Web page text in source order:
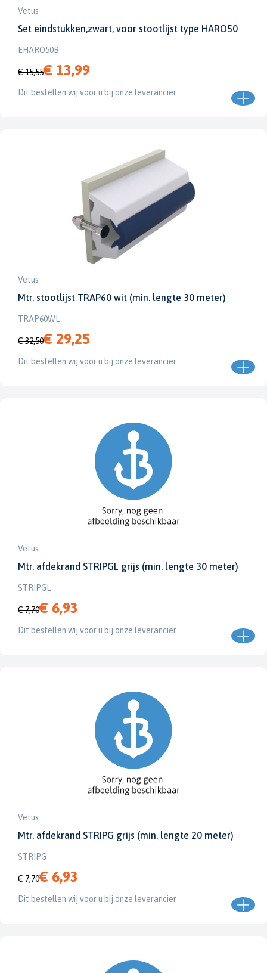
Vetus
Set eindstukken,zwart, voor stootlijst type HARO50
EHARO50B
€ 15,55€ 13,99
Dit bestellen wij voor u bij onze leverancier
Vetus
Mtr. stootlijst TRAP60 wit (min. lengte 30 meter)
TRAP60WL
€ 32,50€ 29,25
Dit bestellen wij voor u bij onze leverancier
Vetus
Mtr. afdekrand STRIPGL grijs (min. lengte 30 meter)
STRIPGL
€ 7,70€ 6,93
Dit bestellen wij voor u bij onze leverancier
Vetus
Mtr. afdekrand STRIPG grijs (min. lengte 20 meter)
STRIPG
€ 7,70€ 6,93
Dit bestellen wij voor u bij onze leverancier